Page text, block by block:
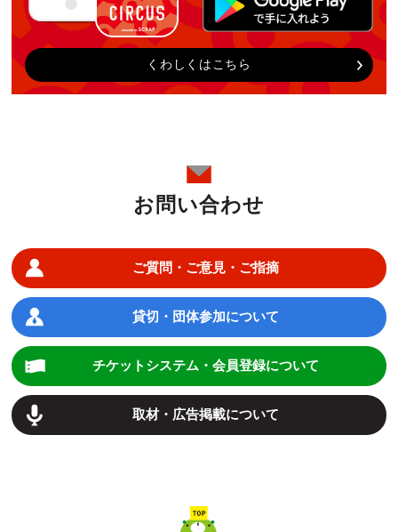
くわしくはこちら
お問い合わせ
ご質問・ご意見・ご指摘
貸切・団体参加について
チケットシステム・会員登録について
取材・広告掲載について